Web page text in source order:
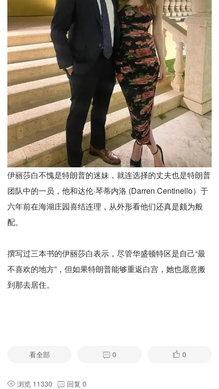
伊丽莎白不愧是特朗普的迷妹，就连选择的丈夫也是特朗普
团队中的一员，他和达伦·琴蒂内洛 (Darren Centinello）于
六年前在海湖庄园喜结连理，从外形看他们还真是颇为般
配。
撰写过三本书的伊丽莎白表示，尽管华盛顿特区是自己“最
不喜欢的地方”，但如果特朗普能够重返白宫，她也愿意搬
到那去居住。
看全部 0 0
浏览 11330 回复 0